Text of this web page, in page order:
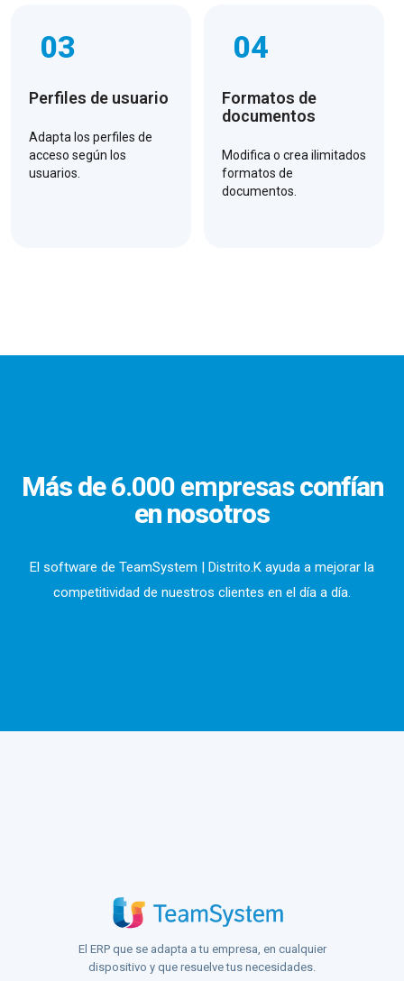
03
Perfiles de usuario
Adapta los perfiles de
acceso según los
usuarios.
04
Formatos de
documentos
Modifica o crea ilimitados
formatos de
documentos.
Más de6.000 empresasconfían
en nosotros
El software de TeamSystem | Distrito.K ayuda a mejorar la
competitividad de nuestros clientes en el día a día.
El ERP que se adapta a tu empresa, en cualquier
dispositivo y que resuelve tus necesidades.